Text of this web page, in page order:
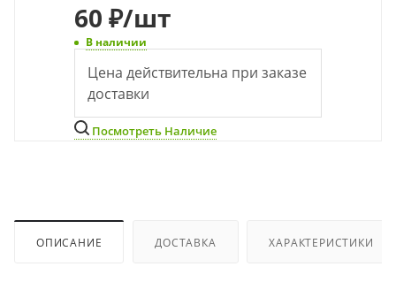
60 ₽/шт
В наличии
Цена действительна при заказе
доставки
Посмотреть Наличие
ОПИСАНИЕ ДОСТАВКА ХАРАКТЕРИСТИКИ